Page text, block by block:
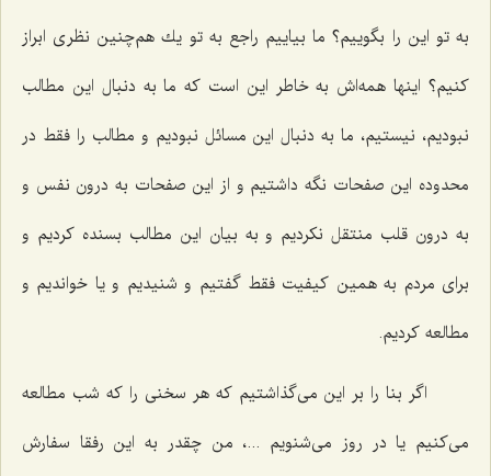
به تو این را بگوییم؟ ما بیاییم راجع به تو یك هم‌چنین نظری ابراز
كنیم؟ اینها همه‌اش به خاطر این است كه ما به دنبال این مطالب
نبودیم، نیستیم، ما به دنبال این مسائل نبودیم و مطالب را فقط در
محدوده این صفحات نگه داشتیم و از این صفحات به درون نفس و
به درون قلب منتقل نكردیم و به بیان این مطالب بسنده كردیم و
برای مردم به همین كیفیت فقط گفتیم و شنیدیم و یا خواندیم و
مطالعه كردیم.
اگر بنا را بر این می‌گذاشتیم كه هر سخنی را كه شب مطالعه
می‌كنیم یا در روز می‌شنویم ...، من چقدر به این رفقا سفارش